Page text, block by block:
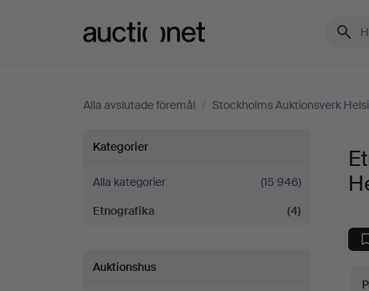
Alla avslutade föremål / Stockholms Auktionsverk
Etnografika
på
Stockholms
Auktionsverk
Kategorier
Alla kategorier
(15 946)
Etnografika
(4)
Auktionshus